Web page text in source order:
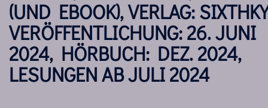
(UND EBOOK), VERLAG:
VERÖFFENTLICHUNG: 26. JUNI
2024, HÖRBUCH: DEZ. 2024,
LESUNGEN AB JULI 2024